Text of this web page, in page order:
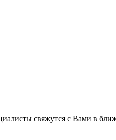
свяжутся с Вами в
на частибез